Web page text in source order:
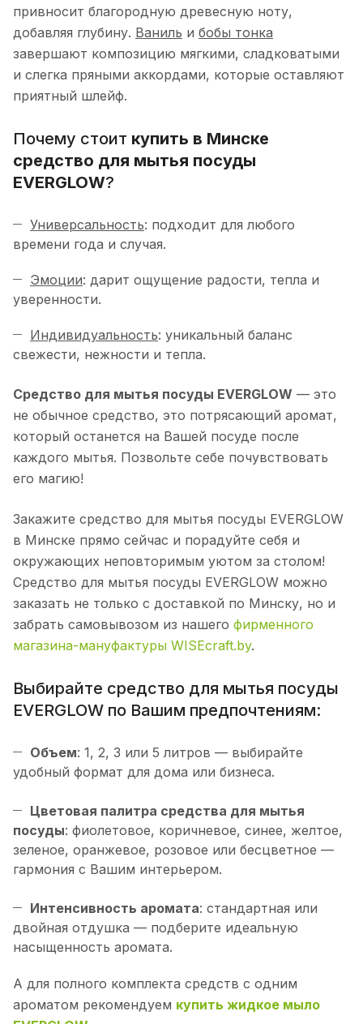
привносит благородную древесную ноту,
добавляя глубину. Ваниль и бобы тонка
завершают композицию мягкими, сладковатыми
и слегка пряными аккордами, которые оставляют
приятный шлейф.
Почему стоит купить в Минске
средство для мытья посуды
EVERGLOW?
Универсальность: подходит для любого
времени года и случая.
Эмоции: дарит ощущение радости, тепла и
уверенности.
Индивидуальность: уникальный баланс
свежести, нежности и тепла.
Средство для мытья посуды EVERGLOW — это
не обычное средство, это потрясающий аромат,
который останется на Вашей посуде после
каждого мытья. Позвольте себе почувствовать
его магию!
Закажите средство для мытья посуды EVERGLOW
в Минске прямо сейчас и порадуйте себя и
окружающих неповторимым уютом за столом!
Средство для мытья посуды EVERGLOW можно
заказать не только с доставкой по Минску, но и
забрать самовывозом из нашего фирменного
магазина-мануфактуры WISEcraft.by.
Выбирайте средство для мытья посуды
EVERGLOW по Вашим предпочтениям:
Объем: 1, 2, 3 или 5 литров — выбирайте
удобный формат для дома или бизнеса.
Цветовая палитра средства для мытья
посуды: фиолетовое, коричневое, синее, желтое,
зеленое, оранжевое, розовое или бесцветное —
гармония с Вашим интерьером.
Интенсивность аромата: стандартная или
двойная отдушка — подберите идеальную
насыщенность аромата.
А для полного комплекта средств с одним
ароматом рекомендуем купить жидкое мыло